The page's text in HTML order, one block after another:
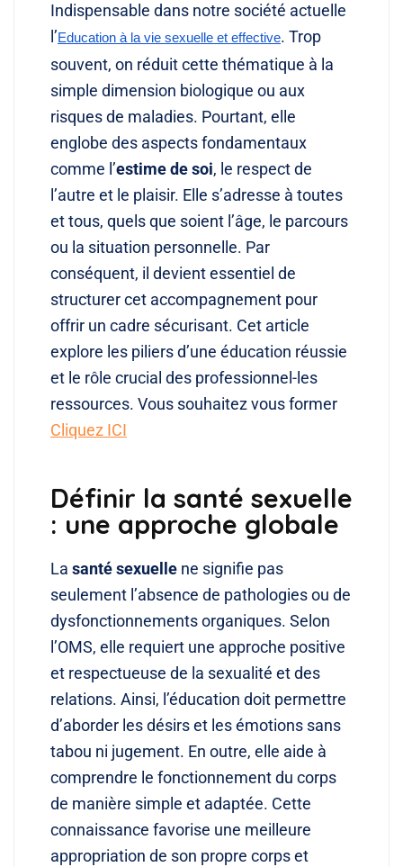
Indispensable dans notre société actuelle
l’Education à la vie sexuelle et effective. Trop
souvent, on réduit cette thématique à la
simple dimension biologique ou aux
risques de maladies. Pourtant, elle
englobe des aspects fondamentaux
comme l’estime de soi, le respect de
l’autre et le plaisir. Elle s’adresse à toutes
et tous, quels que soient l’âge, le parcours
ou la situation personnelle. Par
conséquent, il devient essentiel de
structurer cet accompagnement pour
offrir un cadre sécurisant. Cet article
explore les piliers d’une éducation réussie
et le rôle crucial des professionnel-les
ressources. Vous souhaitez vous former
Cliquez ICI
Définir la santé sexuelle
: une approche globale
La santé sexuelle ne signifie pas
seulement l’absence de pathologies ou de
dysfonctionnements organiques. Selon
l’OMS, elle requiert une approche positive
et respectueuse de la sexualité et des
relations. Ainsi, l’éducation doit permettre
d’aborder les désirs et les émotions sans
tabou ni jugement. En outre, elle aide à
comprendre le fonctionnement du corps
de manière simple et adaptée. Cette
connaissance favorise une meilleure
appropriation de son propre corps et